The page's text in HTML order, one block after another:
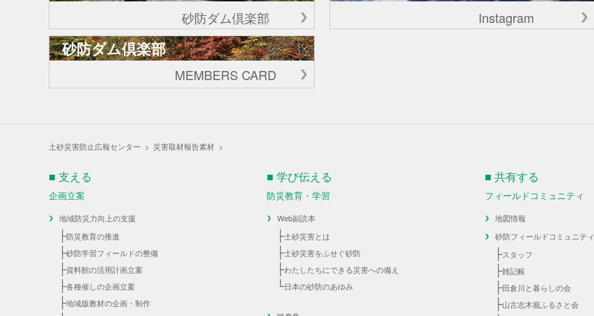
砂防ダム倶楽部
砂防ダム倶楽部
MEMBERS CARD
Instagram
土砂災害防止広報センター > 災害取材報告素材 >
■ 支える
企画立案
地域防災力向上の支援
├防災教育の推進
├砂防学習フィールドの整備
├資料館の活用計画立案
├各種催しの企画立案
├地域版教材の企画・制作
■ 学び伝える
防災教育・学習
Web副読本
├土砂災害とは
├土砂災害をふせぐ砂防
├わたしたちにできる災害への備え
└日本の砂防のあゆみ
■ 共有する
フィールドコミュニティ
地図情報
砂防フィールドコミュニティ
├スタッフ
├雑記帳
├田倉川と暮らしの会
├山古志木籠ふるさと会